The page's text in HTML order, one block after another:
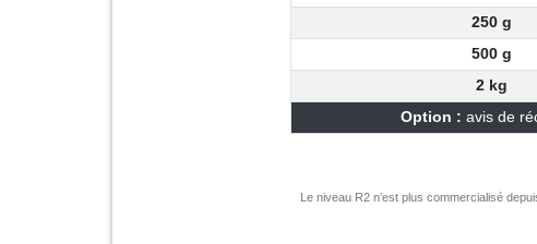
250 g
500 g
2 kg
Option : avis de
Le niveau R2 n’est plus commercialisé